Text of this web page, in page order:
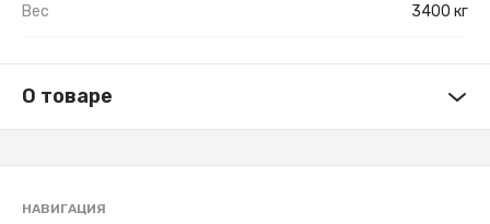
Вес 3400 кг
О товаре
НАВИГАЦИЯ